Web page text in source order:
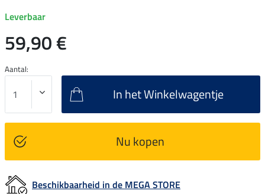
Leverbaar
59,90 €
Aantal:
In het Winkelwagentje
Nu kopen
Beschikbaarheid in de MEGA STORE